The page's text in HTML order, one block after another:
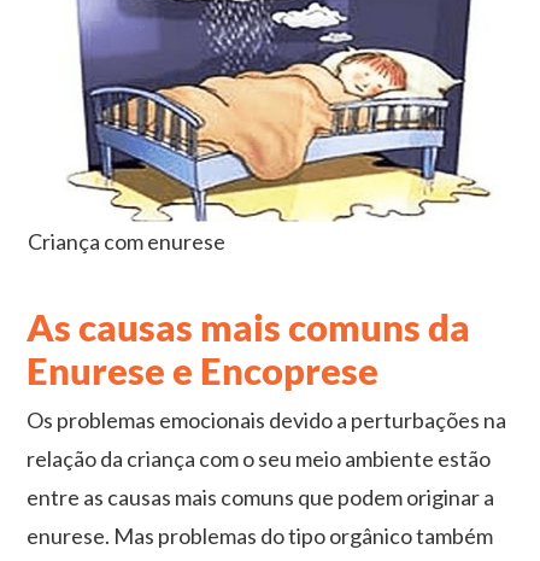
Criança com enurese
As causas mais comuns da
Enurese e Encoprese
Os problemas emocionais devido a perturbações na
relação da criança com o seu meio ambiente estão
entre as causas mais comuns que podem originar a
enurese. Mas problemas do tipo orgânico também